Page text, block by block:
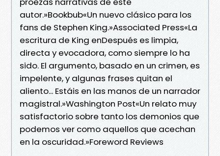
autor.»Bookbub«Un nuevo clásico para los
fans de Stephen King.»Associated Press«La
escritura de King enDespués es limpia,
directa y evocadora, como siempre lo ha
sido. El argumento, basado en un crimen, es
impelente, y algunas frases quitan el
aliento... Estáis en las manos de un narrador
magistral.»Washington Post«Un relato muy
satisfactorio sobre tanto los demonios que
podemos ver como aquellos que acechan
en la oscuridad.»Foreword Reviews